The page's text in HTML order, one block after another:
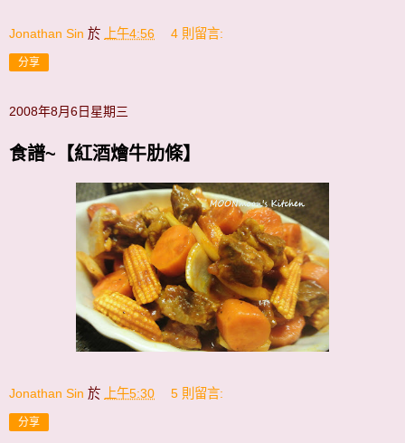
Jonathan Sin 於 上午4:56 4 則留言:
分享
2008年8月6日星期三
食譜~【紅酒燴牛肋條】
Jonathan Sin 於 上午5:30 5 則留言:
分享